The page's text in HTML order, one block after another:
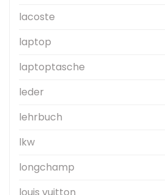
lacoste
laptop
laptoptasche
leder
lehrbuch
lkw
longchamp